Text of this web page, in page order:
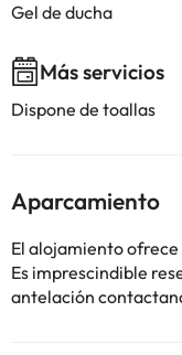
Gel de ducha
Más servicios
Dispone de toallas
Aparcamiento
El alojamiento
Es imprescindible
antelación